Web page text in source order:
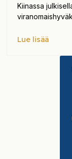
Kiinassa
Lue lisää